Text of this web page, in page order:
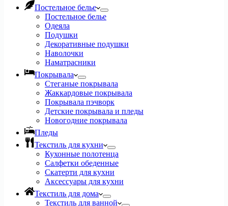
Постельное белье
Постельное белье
Одеяла
Подушки
Декоративные подушки
Наволочки
Наматрасники
Покрывала
Стеганые покрывала
Жаккардовые покрывала
Покрывала пэчворк
Детские покрывала и пледы
Новогодние покрывала
Пледы
Текстиль для кухни
Кухонные полотенца
Салфетки обеденные
Скатерти для кухни
Аксессуары для кухни
Текстиль для дома
Текстиль для ванной